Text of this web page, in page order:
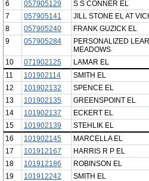
6
057905129
S S CONNER EL
7
057905141
JILL STONE EL AT
8
057905240
FRANK GUZICK EL
9
057905284
PERSONALIZED
MEADOWS
10
071902125
LAMAR EL
11
101902114
SMITH EL
12
101902132
SPENCE EL
13
101902135
GREENSPOINT EL
14
101902137
ECKERT EL
15
101902139
STEHLIK EL
16
101902145
MARCELLA EL
17
101912167
HARRIS R P EL
18
101912186
ROBINSON EL
19
101912242
SMITH EL